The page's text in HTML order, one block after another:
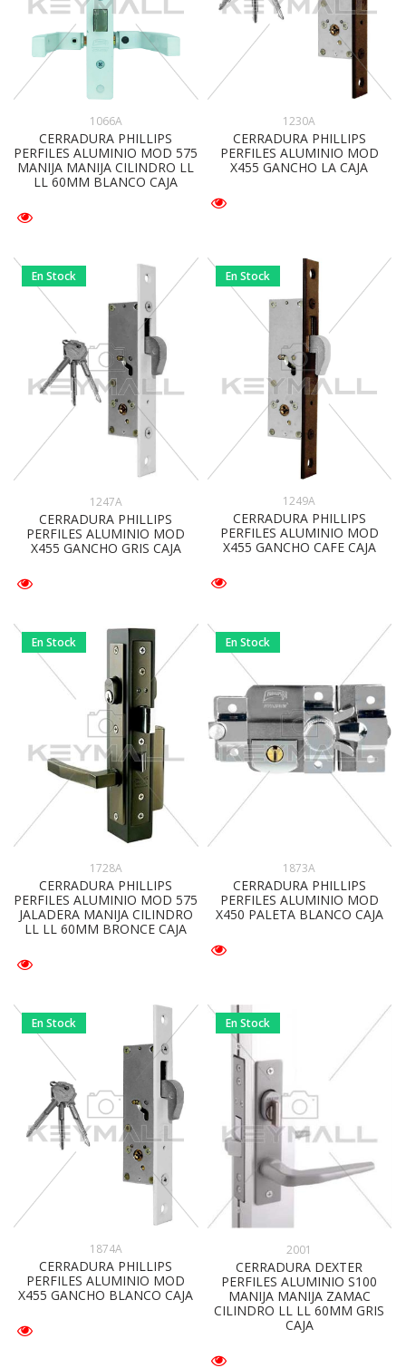
1066A
CERRADURA PHILLIPS
PERFILES ALUMINIO MOD 575
MANIJA MANIJA CILINDRO LL
LL 60MM BLANCO CAJA
1230A
CERRADURA PHILLIPS
PERFILES ALUMINIO MOD
X455 GANCHO LA CAJA
En Stock
1247A
CERRADURA PHILLIPS
PERFILES ALUMINIO MOD
X455 GANCHO GRIS CAJA
En Stock
1249A
CERRADURA PHILLIPS
PERFILES ALUMINIO MOD
X455 GANCHO CAFE CAJA
En Stock
1728A
CERRADURA PHILLIPS
PERFILES ALUMINIO MOD 575
JALADERA MANIJA CILINDRO
LL LL 60MM BRONCE CAJA
En Stock
1873A
CERRADURA PHILLIPS
PERFILES ALUMINIO MOD
X450 PALETA BLANCO CAJA
En Stock
1874A
CERRADURA PHILLIPS
PERFILES ALUMINIO MOD
X455 GANCHO BLANCO CAJA
En Stock
2001
CERRADURA DEXTER
PERFILES ALUMINIO S100
MANIJA MANIJA ZAMAC
CILINDRO LL LL 60MM GRIS
CAJA